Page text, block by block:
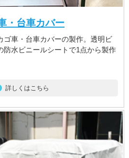
・台車カバー
ゴ車・台車カバーの製作。透明ビ
防水ビニールシートで1点から製作
詳しくはこちら